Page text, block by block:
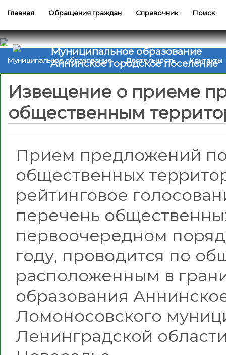
Главная Обращения граждан Справочник Поиск
Муниципальное образование
Аннинское городское поселение
Муниципальное образование Деятельность Контакты
Извещение о приеме
общественным
Прием предложений
общественных
рейтинговое
перечень
первоочередном
году, проводится по
расположенным в
образования
Ломоносовского
Ленинградской